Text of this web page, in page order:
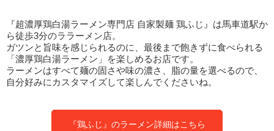
『超濃厚鶏白湯ラーメン専門店 自家製麺 鶏ふじ』は馬車道駅か
ら徒歩3分のララーメン店。
ガツンと旨味を感じられるのに、最後まで飽きずに食べられる
「濃厚鶏白湯ラーメン」を楽しめるお店です。
ラーメンはすべて麺の固さや味の濃さ、脂の量を選べるので、
自分好みにカスタマイズして楽しんでくださいね。
『鶏ふじ』のラーメン詳細はこちら